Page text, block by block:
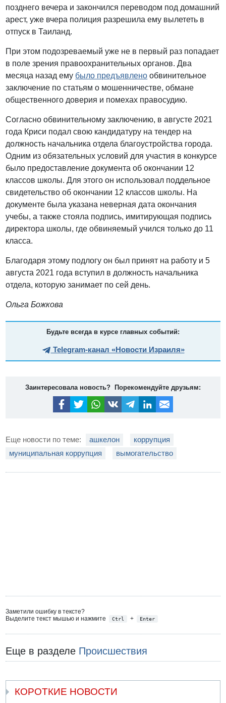
позднего вечера и закончился переводом под домашний
арест, уже вчера полиция разрешила ему вылететь в
отпуск в Таиланд.
При этом подозреваемый уже не в первый раз попадает
в поле зрения правоохранительных органов. Два
месяца назад ему было предъявлено обвинительное
заключение по статьям о мошенничестве, обмане
общественного доверия и помехах правосудию.
Согласно обвинительному заключению, в августе 2021
года Криси подал свою кандидатуру на тендер на
должность начальника отдела благоустройства города.
Одним из обязательных условий для участия в конкурсе
было предоставление документа об окончании 12
классов школы. Для этого он использовал поддельное
свидетельство об окончании 12 классов школы. На
документе была указана неверная дата окончания
учебы, а также стояла подпись, имитирующая подпись
директора школы, где обвиняемый учился только до 11
класса.
Благодаря этому подлогу он был принят на работу и 5
августа 2021 года вступил в должность начальника
отдела, которую занимает по сей день.
Ольга Божкова
Будьте всегда в курсе главных событий:
Telegram-канал «Новости Израиля»
Заинтересовала новость? Порекомендуйте друзьям:
Еще новости по теме: ашкелон
коррупция
муниципальная коррупция
вымогательство
Заметили ошибку в тексте?
Выделите текст мышью и нажмите
Ctrl + Enter
Еще в разделе Происшествия
КОРОТКИЕ НОВОСТИ